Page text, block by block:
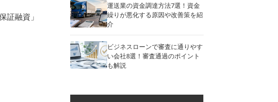
証融資」
運送業の資金調達方法7選！資金
繰りが悪化する原因や改善策を紹
介
ビジネスローンで審査に通りやす
い会社8選！審査通過のポイント
も解説